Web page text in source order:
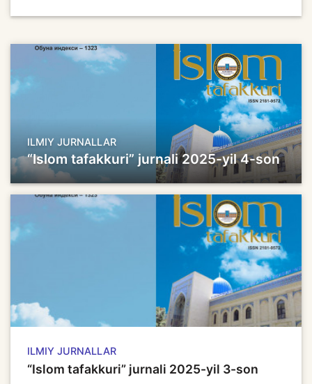
ILMIY JURNALLAR
“Islom tafakkuri” jurnali 2025-yil 4-son
ILMIY JURNALLAR
“Islom tafakkuri” jurnali 2025-yil 3-son